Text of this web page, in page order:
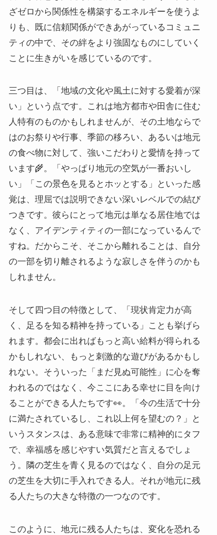
ざゼロから関係性を構築するエネルギーを使うよ
りも、既に信頼関係ができあがっているコミュニ
ティの中で、その絆をより強固なものにしていく
ことに生きがいを感じているのです。
三つ目は、「地域の文化や風土に対する愛着が深
い」という点です。これは地方都市や田舎に住む
人特有のものかもしれませんが、その土地ならで
はのお祭りや行事、季節の移ろい、あるいは地元
の食べ物に対して、強いこだわりと愛情を持って
います🌾。「やっぱり地元の空気が一番おいし
い」「この景色を見るとホッとする」といった感
覚は、理屈では説明できない深いレベルでの結び
つきです。彼らにとって地元は単なる居住地では
なく、アイデンティティの一部になっているんで
すね。だからこそ、そこから離れることは、自分
の一部を切り離されるような寂しさを伴うのかも
しれません。
そして四つ目の特徴として、「現状肯定力が高
く、足るを知る精神を持っている」ことも挙げら
れます。都会に出ればもっと高い給料が得られる
かもしれない、もっと刺激的な遊びがあるかもし
れない。そういった「まだ見ぬ可能性」に心を奪
われるのではなく、今ここにある幸せに目を向け
ることができる人たちです👀。「今の生活で十分
に満たされているし、これ以上何を望むの？」と
いうスタンスは、ある意味で非常に精神的にタフ
で、幸福感を感じやすい気質だと言えるでしょ
う。隣の芝生を青く見るのではなく、自分の足元
の芝生を大切に手入れできる人。それが地元に残
る人たちの大きな特徴の一つなのです。
このように、地元に残る人たちは、変化を恐れる